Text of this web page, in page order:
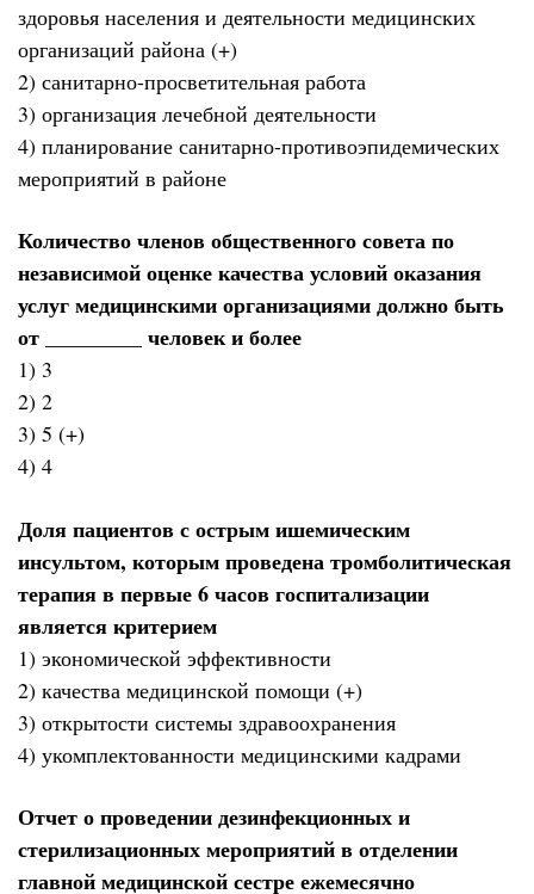
здоровья населения и деятельности медицинских
организаций района (+)
2) санитарно-просветительная работа
3) организация лечебной деятельности
4) планирование санитарно-противоэпидемических
мероприятий в районе
Количество членов общественного совета по
независимой оценке качества условий оказания
услуг медицинскими организациями должно быть
от _________ человек и более
1) 3
2) 2
3) 5 (+)
4) 4
Доля пациентов с острым ишемическим
инсультом, которым проведена тромболитическая
терапия в первые 6 часов госпитализации
является критерием
1) экономической эффективности
2) качества медицинской помощи (+)
3) открытости системы здравоохранения
4) укомплектованности медицинскими кадрами
Отчет о проведении дезинфекционных и
стерилизационных мероприятий в отделении
главной медицинской сестре ежемесячно